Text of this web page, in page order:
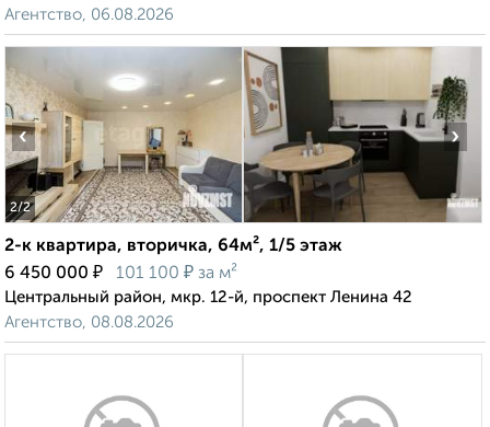
Агентство, 06.08.2026
2/2
‹ ›
2-к квартира, вторичка, 64м², 1/5 этаж
6 450 000 ₽ 101 100 ₽ за м²
Центральный район, мкр. 12-й, проспект Ленина 42
Агентство, 08.08.2026